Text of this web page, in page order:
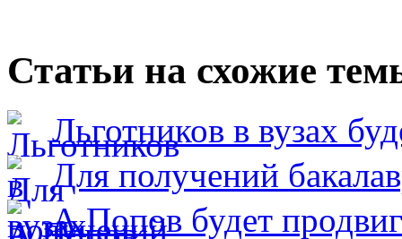
Статьи на схожие
Льготников в вузах
Для получений
А.Попов будет